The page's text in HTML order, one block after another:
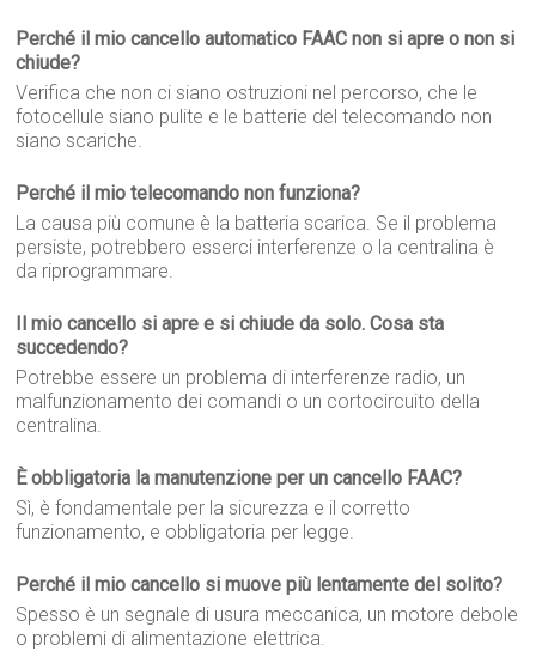
Perché il mio cancello automatico FAAC non si apre o non si
chiude?
Verifica che non ci siano ostruzioni nel percorso, che le
fotocellule siano pulite e le batterie del telecomando non
siano scariche.
Perché il mio telecomando non funziona?
La causa più comune è la batteria scarica. Se il problema
persiste, potrebbero esserci interferenze o la centralina è
da riprogrammare.
Il mio cancello si apre e si chiude da solo. Cosa sta
succedendo?
Potrebbe essere un problema di interferenze radio, un
malfunzionamento dei comandi o un cortocircuito della
centralina.
È obbligatoria la manutenzione per un cancello FAAC?
Sì, è fondamentale per la sicurezza e il corretto
funzionamento, e obbligatoria per legge.
Perché il mio cancello si muove più lentamente del solito?
Spesso è un segnale di usura meccanica, un motore debole
o problemi di alimentazione elettrica.